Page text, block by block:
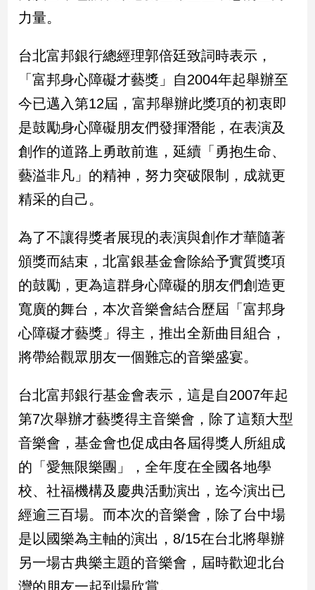
國
會
點
觀
點
兩
國
際
會/
地
方
新
病
毒
專
區
南
台
灣
觀
點
南
灣
觀
點
力量。
台北富邦銀行總經理郭倍廷致詞時表示，
「富邦身心障礙才藝獎」自2004年起舉辦至
今已邁入第12屆，富邦舉辦此獎項的初衷即
是鼓勵身心障礙朋友們發揮潛能，在表演及
創作的道路上勇敢前進，延續「勇抱生命、
藝溢非凡」的精神，努力突破限制，成就更
精采的自己。
為了不讓得獎者展現的表演與創作才華隨著
頒獎而結束，北富銀基金會除給予實質獎項
的鼓勵，更為這群身心障礙的朋友們創造更
寬廣的舞台，本次音樂會結合歷屆「富邦身
心障礙才藝獎」得主，推出全新曲目組合，
將帶給觀眾朋友一個難忘的音樂盛宴。
台北富邦銀行基金會表示，這是自2007年起
第7次舉辦才藝獎得主音樂會，除了這類大型
音樂會，基金會也促成由各屆得獎人所組成
的「愛無限樂團」，全年度在全國各地學
校、社福機構及慶典活動演出，迄今演出已
經逾三百場。而本次的音樂會，除了台中場
是以國樂為主軸的演出，8/15在台北將舉辦
另一場古典樂主題的音樂會，屆時歡迎北台
灣的朋友一起到場欣賞。